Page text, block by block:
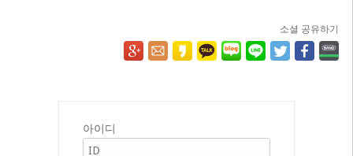
소셜 공유하기
아이디